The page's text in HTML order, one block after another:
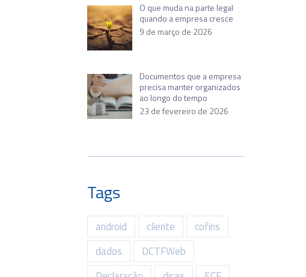
O que muda na parte legal
quando a empresa cresce
9 de março de 2026
Documentos que a empresa
precisa manter organizados
ao longo do tempo
23 de fevereiro de 2026
Tags
android cliente
cofins
dados
DCTFWeb